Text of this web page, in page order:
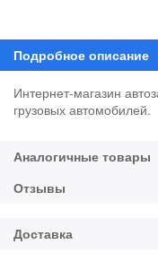
Интернет-магазин
грузовых автомобилей.